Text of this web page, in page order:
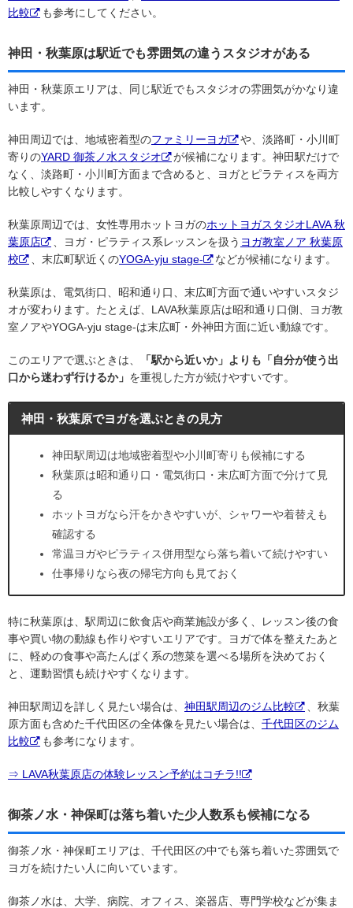
比較
も参考にしてください。
神田・秋葉原は駅近でも雰囲気の違うスタジオがある
神田・秋葉原エリアは、同じ駅近でもスタジオの雰囲気がかなり違
います。
神田周辺では、地域密着型のファミリーヨガ
や、淡路町・小川町
寄りのYARD 御茶ノ水スタジオ
が候補になります。神田駅だけで
なく、淡路町・小川町方面まで含めると、ヨガとピラティスを両方
比較しやすくなります。
秋葉原周辺では、女性専用ホットヨガのホットヨガスタジオLAVA 秋
葉原店
、ヨガ・ピラティス系レッスンを扱う ヨガ教室ノア 秋葉原
校
、末広町駅近くのYOGA-yju stage- などが候補になります。
秋葉原は、電気街口、昭和通り口、末広町方面で通いやすいスタジ
オが変わります。たとえば、LAVA秋葉原店は昭和通り口側、ヨガ教
室ノアやYOGA-yju stage-は末広町・外神田方面に近い動線です。
このエリアで選ぶときは、
「駅から近いか」よりも「自分が使う出
口から迷わず行けるか」 を重視した方が続けやすいです。
神田・秋葉原でヨガを選ぶときの見方
神田駅周辺は地域密着型や小川町寄りも候補にする
秋葉原は昭和通り口・電気街口・末広町方面で分けて見
る
ホットヨガなら汗をかきやすいが、シャワーや着替えも
確認する
常温ヨガやピラティス併用型なら落ち着いて続けやすい
仕事帰りなら夜の帰宅方向も見ておく
特に秋葉原は、駅周辺に飲食店や商業施設が多く、レッスン後の食
事や買い物の動線も作りやすいエリアです。ヨガで体を整えたあと
に、軽めの食事や高たんぱく系の惣菜を選べる場所を決めておく
と、運動習慣も続けやすくなります。
神田駅周辺を詳しく見たい場合は、 神田駅周辺のジム比較
、秋葉
原方面も含めた千代田区の全体像を見たい場合は、 千代田区のジム
比較
も参考になります。
⇒ LAVA秋葉原店の体験レッスン予約はコチラ!!
御茶ノ水・神保町は落ち着いた少人数系も候補になる
御茶ノ水・神保町エリアは、千代田区の中でも落ち着いた雰囲気で
ヨガを続けたい人に向いています。
御茶ノ水は、大学、病院、オフィス、楽器店、専門学校などが集ま